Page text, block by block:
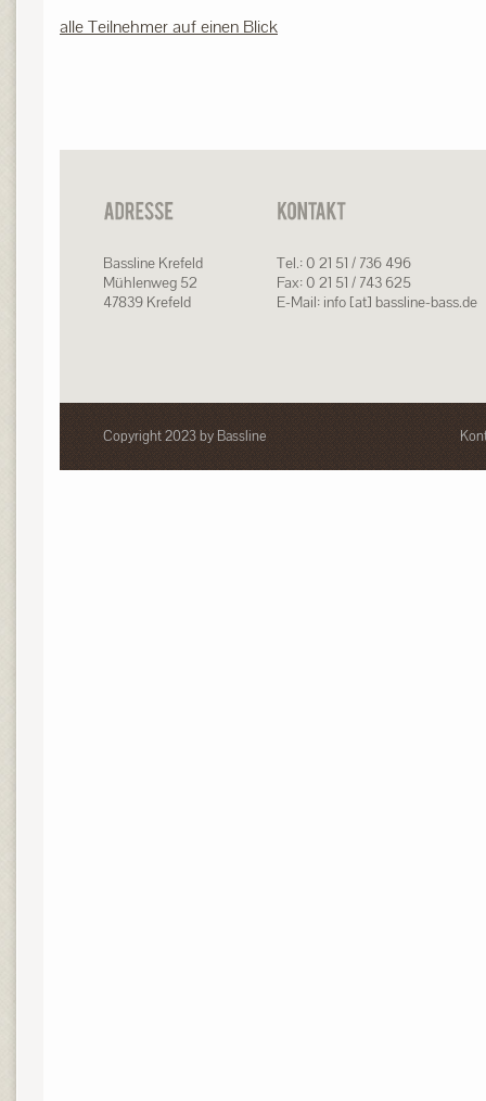
alle Teilnehmer auf einen Blick
Bassline Krefeld
Mühlenweg 52
47839 Krefeld
Tel.: 0 21 51 / 736 496
Fax: 0 21 51 / 743 625
E-Mail: info [at] bassline-bass.de
Copyright 2023 by Bassline